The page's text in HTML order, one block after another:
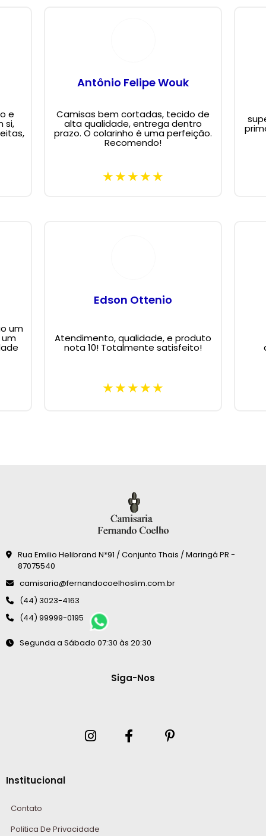
e
si,
Antônio Felipe Wouk
Camisas bem cortadas, tecido de
alta qualidade, entrega dentro
prazo. O colarinho é uma perfeição.
Recomendo!
um
Edson Ottenio
Atendimento, qualidade, e produto
nota 10! Totalmente satisfeito!
Rua Emilio Helibrand N*91 / Conjunto Thais / Maringá PR -
87075540
camisaria@fernandocoelhoslim.com.br
(44) 3023-4163
(44) 99999-0195
Segunda a Sábado 07:30 às 20:30
Siga-Nos
Institucional
Contato
Politica De Privacidade